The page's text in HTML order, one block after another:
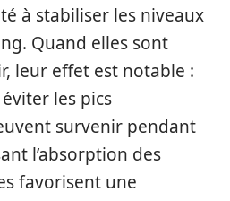
à stabiliser les niveaux
Quand elles sont
leur effet est notable :
les pics
survenir pendant
l’absorption des
favorisent une